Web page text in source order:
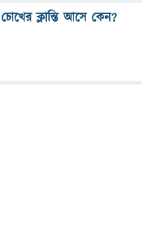
ক্লান্তি আসে কেন?